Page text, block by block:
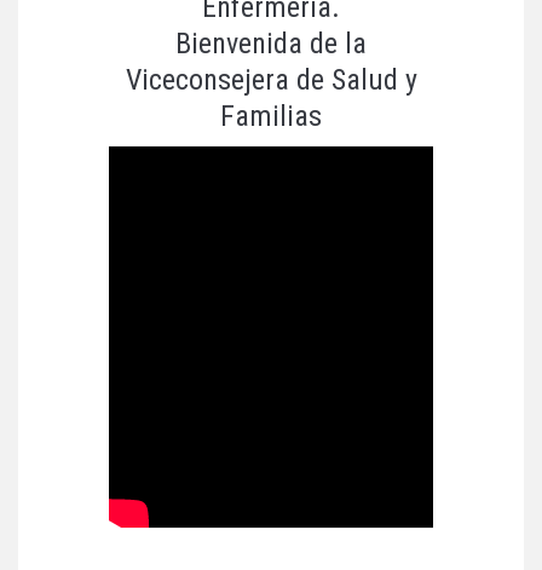
Enfermería.
Bienvenida de la
Viceconsejera de Salud y
Familias